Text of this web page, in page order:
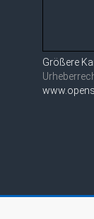
Größere